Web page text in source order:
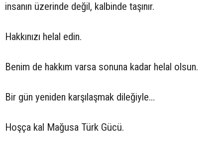
insanın üzerinde değil, kalbinde taşınır.
Hakkınızı helal edin.
Benim de hakkım varsa sonuna kadar helal olsun.
Bir gün yeniden karşılaşmak dileğiyle…
Hoşça kal Mağusa Türk Gücü.